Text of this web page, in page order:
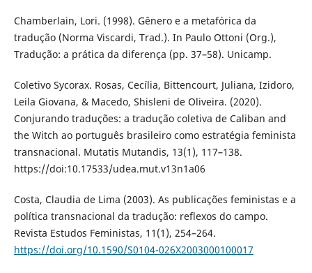
Chamberlain, Lori. (1998). Gênero e a metafórica da
tradução (Norma Viscardi, Trad.). In Paulo Ottoni (Org.),
Tradução: a prática da diferença (pp. 37–58). Unicamp.
Coletivo Sycorax. Rosas, Cecília, Bittencourt, Juliana, Izidoro,
Leila Giovana, & Macedo, Shisleni de Oliveira. (2020).
Conjurando traduções: a tradução coletiva de Caliban and
the Witch ao português brasileiro como estratégia feminista
transnacional. Mutatis Mutandis, 13(1), 117–138.
https://doi:10.17533/udea.mut.v13n1a06
Costa, Claudia de Lima (2003). As publicações feministas e a
política transnacional da tradução: reflexos do campo.
Revista Estudos Feministas, 11(1), 254–264.
https://doi.org/10.1590/S0104-026X2003000100017